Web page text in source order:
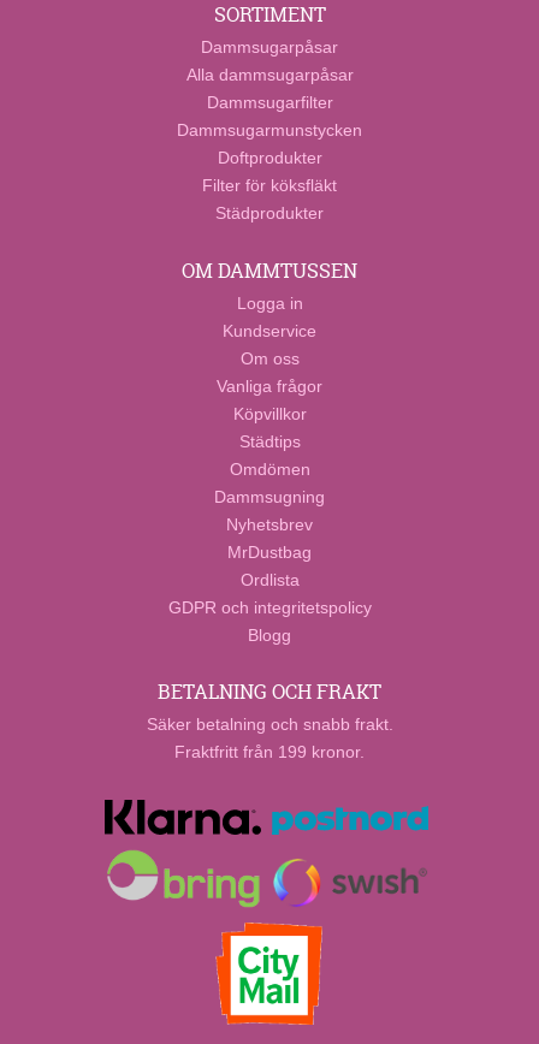
SORTIMENT
Dammsugarpåsar
Alla dammsugarpåsar
Dammsugarfilter
Dammsugarmunstycken
Doftprodukter
Filter för köksfläkt
Städprodukter
OM DAMMTUSSEN
Logga in
Kundservice
Om oss
Vanliga frågor
Köpvillkor
Städtips
Omdömen
Dammsugning
Nyhetsbrev
MrDustbag
Ordlista
GDPR och integritetspolicy
Blogg
BETALNING OCH FRAKT
Säker betalning och snabb frakt.
Fraktfritt från 199 kronor.